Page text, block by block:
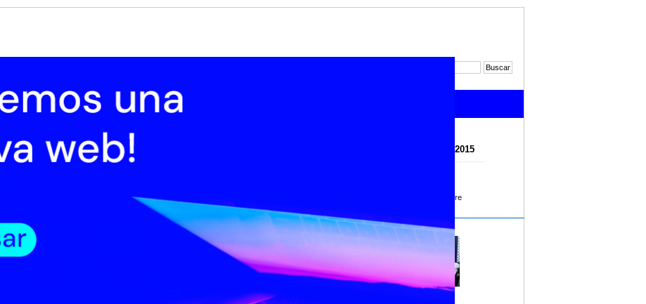
Inicio Institucional Normativa Trámites
Noticias 2021 Noticias 2020 Noticias 2015
Abril Mayo Diciembre
Viernes 2 de octubre de 2015
Fallos de la Segunda Convocatoria - Desarrollo de Contenidos
Se anunciaron los proyectos beneficiarios de la segunda convocatoria del Fondo de
fomento que otorga $U 889.000 para el desarrollo audiovisual.